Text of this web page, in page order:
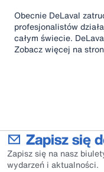
Obecnie DeLaval
profesjonalistów
całym świecie.
Zobacz więcej na
Zapisz się
Zapisz się na nasz
wydarzeń i aktualności.